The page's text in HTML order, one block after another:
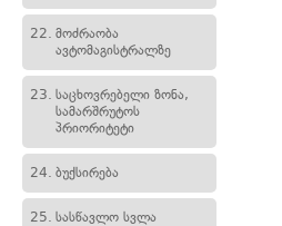
22. მოძრაობა
ავტომაგისტრალზე
23. საცხოვრებელი ზონა,
სამარშრუტოს
პრიორიტეტი
24. ბუქსირება
25. სასწავლო სვლა